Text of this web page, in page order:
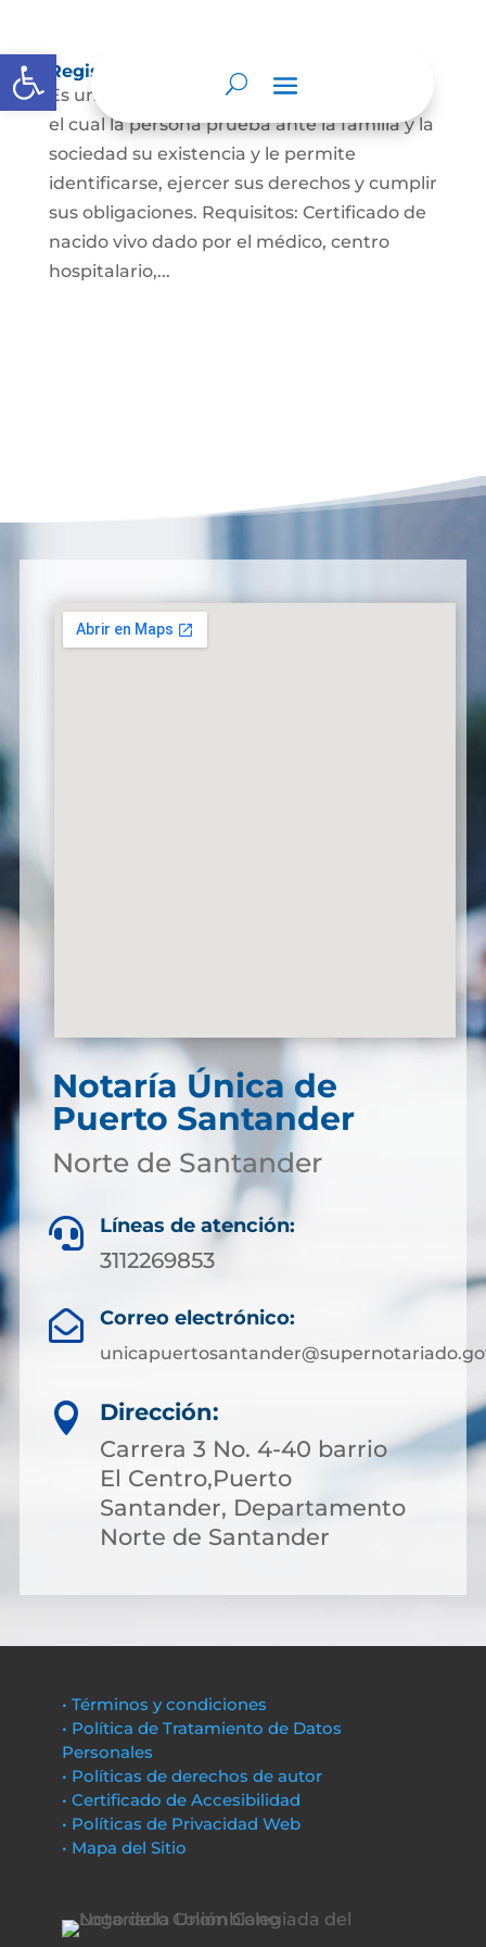
Abrir barra de herramientas
Registro Civil de Nacimiento
Es un documento indispensable mediante
el cual la persona prueba ante la familia y la
sociedad su existencia y le permite
identificarse, ejercer sus derechos y cumplir
sus obligaciones. Requisitos: Certificado de
nacido vivo dado por el médico, centro
hospitalario,...
Notaría Única de
Puerto Santander
Norte de Santander
 Líneas de atención:
3112269853
 Correo electrónico:

Dirección:
Carrera 3 No. 4-40 barrio
El Centro,Puerto
Santander, Departamento
Norte de Santander
• Términos y condiciones
• Política de Tratamiento de Datos
Personales
• Políticas de derechos de autor
• Certificado de Accesibilidad
• Políticas de Privacidad Web
• Mapa del Sitio